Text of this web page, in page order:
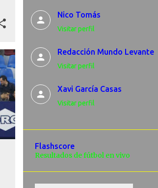
Nico Tomás
Visitar perfil
Redacción Mundo Levante
Visitar perfil
Xavi García Casas
Visitar perfil
Flashscore
Resultados de fútbol en vivo